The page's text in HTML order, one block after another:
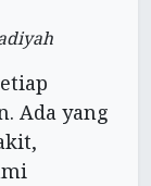
Ada yang